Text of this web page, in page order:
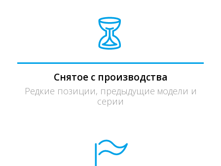
Снятое с производства
Редкие позиции, предыдущие модели и
серии